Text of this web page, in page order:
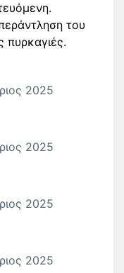
του
πυρκαγιές.
2025
2025
2025
2025